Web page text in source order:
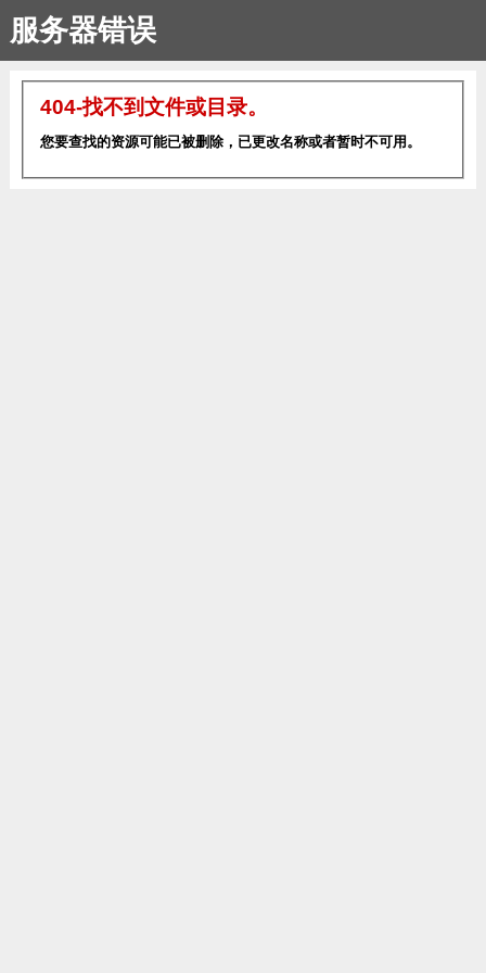
服务器错误
404-找不到文件或目录。
您要查找的资源可能已被删除，已更改名称或者暂时不可用。